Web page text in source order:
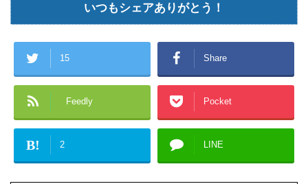
いつもシェアありがとう！
15 Share
Feedly Pocket
B! 2 LINE